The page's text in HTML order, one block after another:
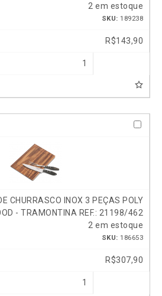
2 em estoque
SKU: 189238
R$143,90
1
CHURRASCO INOX 3 PEÇAS POLY
- TRAMONTINA REF.: 21198/462
2 em estoque
SKU: 186653
R$307,90
1